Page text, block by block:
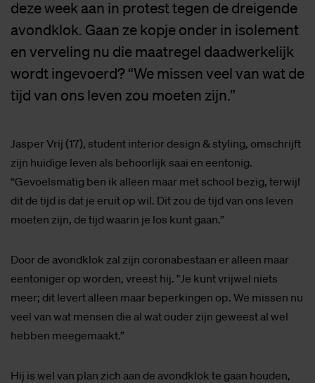
deze week aan in protest tegen de dreigende
avondklok. Gaan ze kopje onder in isolement
en verveling nu die maatregel daadwerkelijk
wordt ingevoerd? “We missen veel van wat de
tijd van ons leven zou moeten zijn.”
Jasper Vrij (17), student interior design & styling, omschrijft
zijn huidige leven als behoorlijk saai en eentonig.
“Gevoelsmatig ben ik alleen maar met school bezig, terwijl
dit de tijd is dat je eruit op wil. Dit zou de tijd van ons leven
moeten zijn, de tijd waarin je los kunt gaan.”
Door de avondklok zal zijn coronabestaan er alleen maar
eentoniger op worden, vreest hij. "Je kunt vrijwel niets
meer; dit levert alleen maar beperkingen op. We missen nu
veel van wat mensen die al wat ouder zijn geweest al wel
hebben meegemaakt.”
Hij is wel van plan zich aan de avondklok te gaan houden,